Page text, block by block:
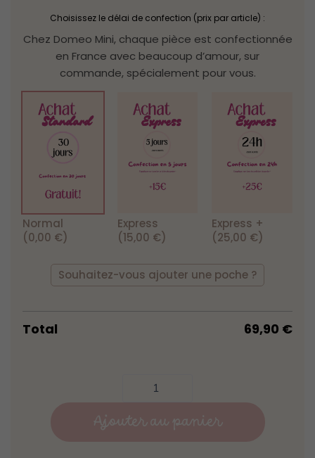
Choisissez le délai de confection (prix par article) :
Chez Domeo Mini, chaque pièce est confectionnée
en France avec beaucoup d’amour, sur
commande, spécialement pour vous.
Normal
(0,00 €)
Express
(15,00 €)
Express +
(25,00 €)
Souhaitez-vous ajouter une poche ?
Total 69,90 €